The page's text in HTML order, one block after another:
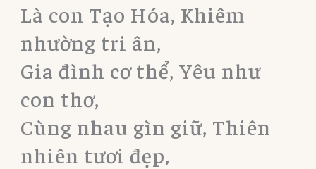
Là con Tạo Hóa, Khiêm
nhường tri ân,
Gia đình cơ thể, Yêu như
con thơ,
Cùng nhau gìn giữ, Thiên
nhiên tươi đẹp,